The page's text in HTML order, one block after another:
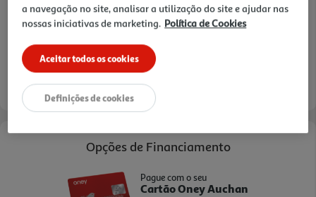
limpeza pirolítica.
Entrega estimada entre25/08/2026 e 26/08/2026
Opções de Financiamento
Pague com o seu
Cartão Oney Auchan
a navegação no site, analisar a utilização do site e ajudar nas
nossas iniciativas de marketing. Política de Cookies
Aceitar todos os cookies
Definições de cookies